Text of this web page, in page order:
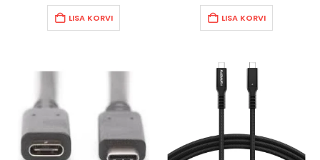
LISA KORVI LISA KORVI